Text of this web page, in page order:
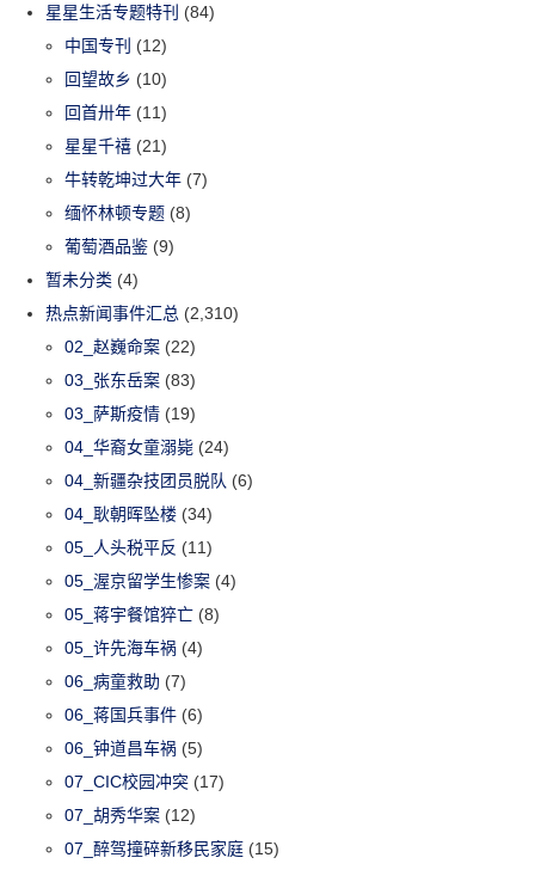
星星生活专题特刊 (84)
中国专刊 (12)
回望故乡 (10)
回首卅年 (11)
星星千禧 (21)
牛转乾坤过大年 (7)
缅怀林顿专题 (8)
葡萄酒品鉴 (9)
暂未分类 (4)
热点新闻事件汇总 (2,310)
02_赵巍命案 (22)
03_张东岳案 (83)
03_萨斯疫情 (19)
04_华裔女童溺毙 (24)
04_新疆杂技团员脱队 (6)
04_耿朝晖坠楼 (34)
05_人头税平反 (11)
05_渥京留学生惨案 (4)
05_蒋宇餐馆猝亡 (8)
05_许先海车祸 (4)
06_病童救助 (7)
06_蒋国兵事件 (6)
06_钟道昌车祸 (5)
07_CIC校园冲突 (17)
07_胡秀华案 (12)
07_醉驾撞碎新移民家庭 (15)